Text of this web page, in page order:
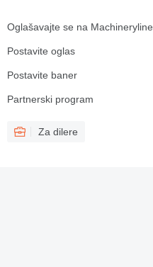
Oglašavajte se na Machineryline
Postavite oglas
Postavite baner
Partnerski program
Za dilere